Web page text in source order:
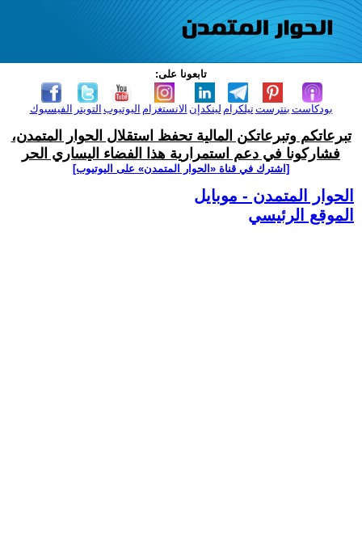
تابعونا على:
الفيسبوك التويتر اليوتيوب الانستغرام لينكدإن تيلكرامبنترست بودكاست
تبرعاتكم وتبرعاتكن المالية تحفظ استقلال الحوار المتمدن،
فشاركونا في دعم استمرارية هذا الفضاء اليساري الحر
[اشترك في قناة ‫«الحوار المتمدن» على اليوتيوب]
الحوار المتمدن - موبايل
الموقع الرئيسي